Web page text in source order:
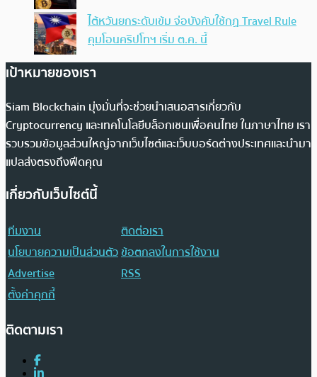
ไต้หวันยกระดับเข้ม จ่อบังคับใช้กฏ Travel Rule
คุมโอนคริปโทฯ เริ่ม ต.ค. นี้
เป้าหมายของเรา
Siam Blockchain มุ่งมั่นที่จะช่วยนำเสนอสารเกี่ยวกับ
Cryptocurrency และเทคโนโลยีบล็อกเชนเพื่อคนไทย ในภาษาไทย เรา
รวบรวมข้อมูลส่วนใหญ่จากเว็บไซต์และเว็บบอร์ดต่างประเทศและนำมา
แปลส่งตรงถึงฟีดคุณ
เกี่ยวกับเว็บไซต์นี้
ทีมงาน
ติดต่อเรา
นโยบายความเป็นส่วนตัวข้อตกลงในการใช้งาน
Advertise
RSS
ตั้งค่าคุกกี้
ติดตามเรา